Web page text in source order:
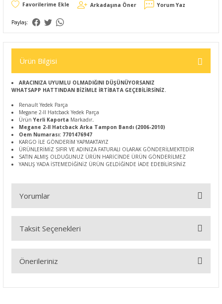
Arkadaşına Öner Yorum Yaz
Paylaş:
Ürün Bilgisi
ARACINIZA UYUMLU OLMADIĞINI DÜŞÜNÜYORSANIZ
WHATSAPP HATTINDAN BİZİMLE İRTİBATA GEÇEBİLİRSİNİZ.
Renault Yedek Parça
Megane 2-II Hatcback Yedek Parça
ÜrünYerli Kaporta Markadır.
Megane 2-II Hatcback Arka Tampon Bandı (2006-2010)
Oem Numarası: 7701476947
KARGO İLE GÖNDERİM YAPMAKTAYIZ
ÜRÜNLERİMİZ SIFIR VE ADINIZA FATURALI OLARAK GÖNDERİLMEKTEDİR
SATIN ALMIŞ OLDUĞUNUZ ÜRÜN HARİCİNDE ÜRÜN GÖNDERİLMEZ
YANLIŞ YADA İSTEMEDİĞİNİZ ÜRÜN GELDİĞİNDE İADE EDEBİLİRSİNİZ
Yorumlar
Bu ürüne ilk yorumu siz yapın!
Taksit Seçenekleri
Önerileriniz